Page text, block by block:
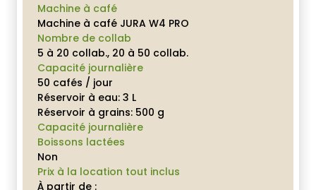
Machine à café
Machine à café JURA W4 PRO
Nombre de collab
5 à 20 collab., 20 à 50 collab.
Capacité journalière
50 cafés / jour
Réservoir à eau: 3 L
Réservoir à grains: 500 g
Capacité journalière
Boissons lactées
Non
Prix à la location tout inclus
À partir de :